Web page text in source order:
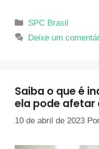
SPC Brasil
Deixe um
Saiba o que é
ela pode afetar
10 de abril de 2023